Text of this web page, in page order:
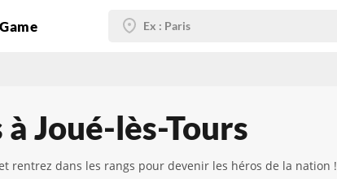
Joué-lès-Tours
rentrez dans les rangs pour devenir les héros de la nation !